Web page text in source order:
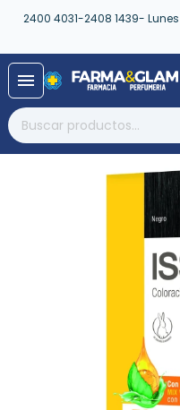
2400 4031-2408 1439-
menu